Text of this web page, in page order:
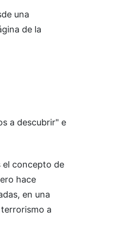
una
de la
a descubrir" e
el concepto de
hace
en una
a